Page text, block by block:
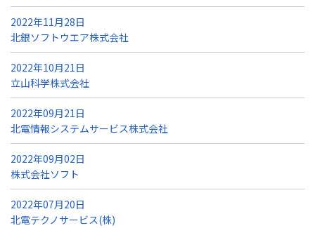
2022年11月28日
北銀ソフトウエア株式会社
2022年10月21日
立山科学株式会社
2022年09月21日
北電情報システムサービス株式会社
2022年09月02日
株式会社ソフト
2022年07月20日
北電テクノサービス(株)